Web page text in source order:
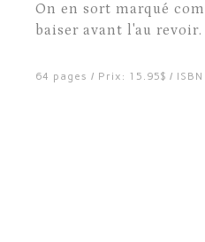
On en sort marqué
baiser avant l'au revoir.
64 pages / Prix: 15.95$ /